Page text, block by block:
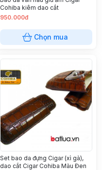
Cohiba kiêm dao cắt
950.000đ
Chọn mua
Set bao da đựng Cigar (xì gà),
dao cắt Cigar Cohiba Màu Đen